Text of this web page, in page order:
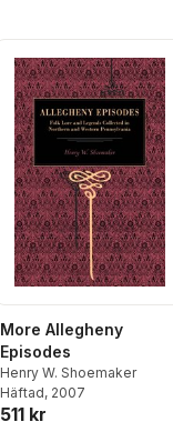
More Allegheny
Episodes
Henry W. Shoemaker
Häftad, 2007
511 kr